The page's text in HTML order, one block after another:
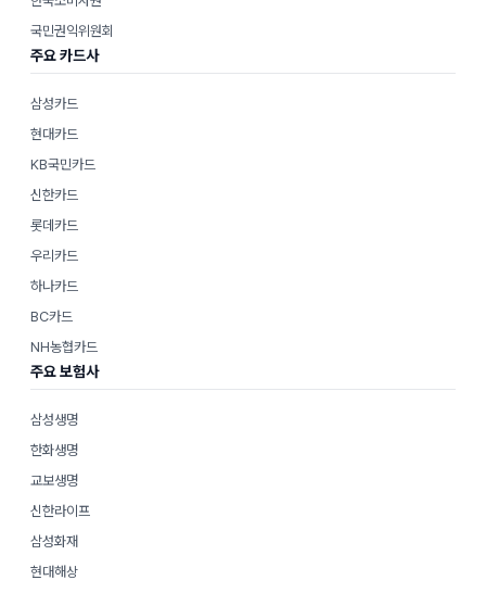
국민권익위원회
주요 카드사
삼성카드
현대카드
KB국민카드
신한카드
롯데카드
우리카드
하나카드
BC카드
NH농협카드
주요 보험사
삼성생명
한화생명
교보생명
신한라이프
삼성화재
현대해상